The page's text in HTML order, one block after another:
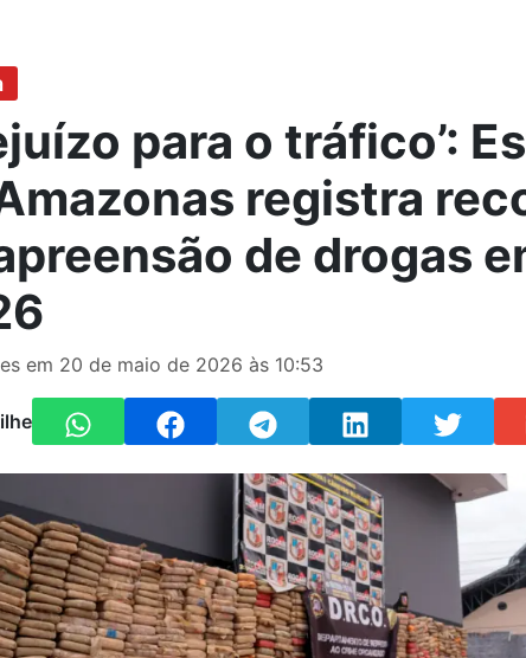
para o tráfico’:
registra
de drogas
em 20 de maio de 2026 às 10:53